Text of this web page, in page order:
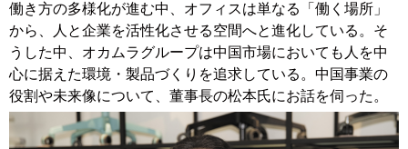
働き方の多様化が進む中、オフィスは単なる「働く場所」
から、人と企業を活性化させる空間へと進化している。そ
うした中、オカムラグループは中国市場においても人を中
心に据えた環境・製品づくりを追求している。中国事業の
役割や未来像について、董事長の松本氏にお話を伺った。